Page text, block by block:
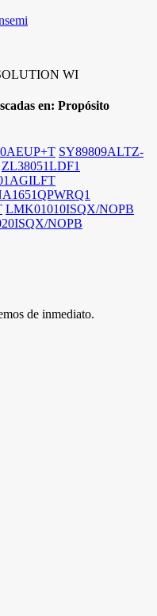
WI
en: Propósito
SY89809ALTZ-
ZL38051LDF1
LMK01010ISQX/NOPB
NOPB
de inmediato.